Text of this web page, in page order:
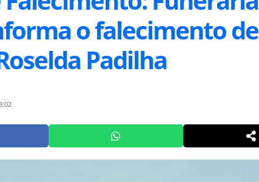
o falecimento de
Padilha